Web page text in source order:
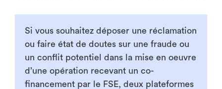
Si vous souhaitez déposer une réclamation
ou faire état de doutes sur une fraude ou
un conflit potentiel dans la mise en oeuvre
d’une opération recevant un co-
financement par le FSE, deux plateformes